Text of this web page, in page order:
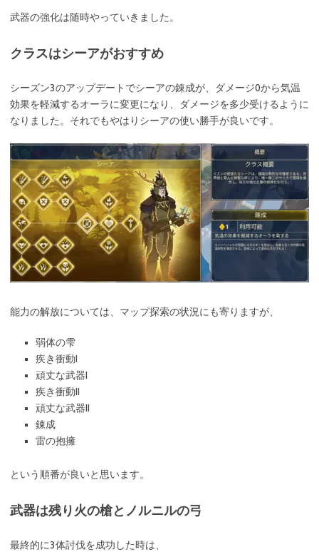
武器の強化は随時やっていきました。
クラスはシーアがおすすめ
シーズン3のアップデートでシーアの錬成が、ダメージ0から気温
効果を軽減するオーラに変更になり、ダメージを多少受けるように
なりました。それでもやはりシーアの使い勝手が良いです。
能力の解放については、マップ探索の状況にも寄りますが、
弱体の雫
疾き衝動I
頑丈な武器I
疾き衝動II
頑丈な武器II
錬成
雷の抱擁
という順番が良いと思います。
武器は残り火の槍とノルニルの弓
最終的に3体討伐を成功した時は、